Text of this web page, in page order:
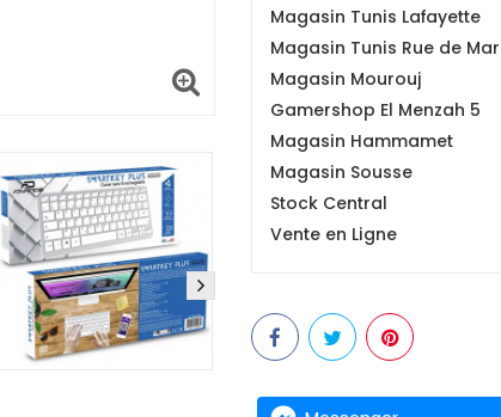
Magasin Tunis Lafayette
Magasin Tunis Rue de
Magasin Mourouj
Gamershop El Menzah 5
Magasin Hammamet
Magasin Sousse
Stock Central
Vente en Ligne